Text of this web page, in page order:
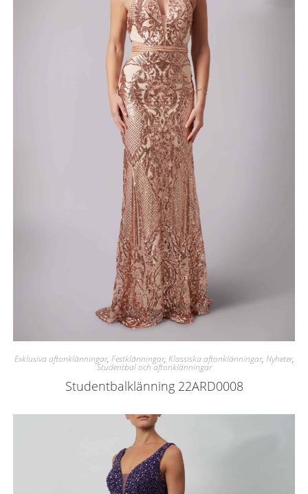
Exklusiva aftonklänningar, Festklänningar, Klassiska aftonklänningar, Nyheter,
Studentbal och aftonklänningar
Studentbalklänning 22ARD0008